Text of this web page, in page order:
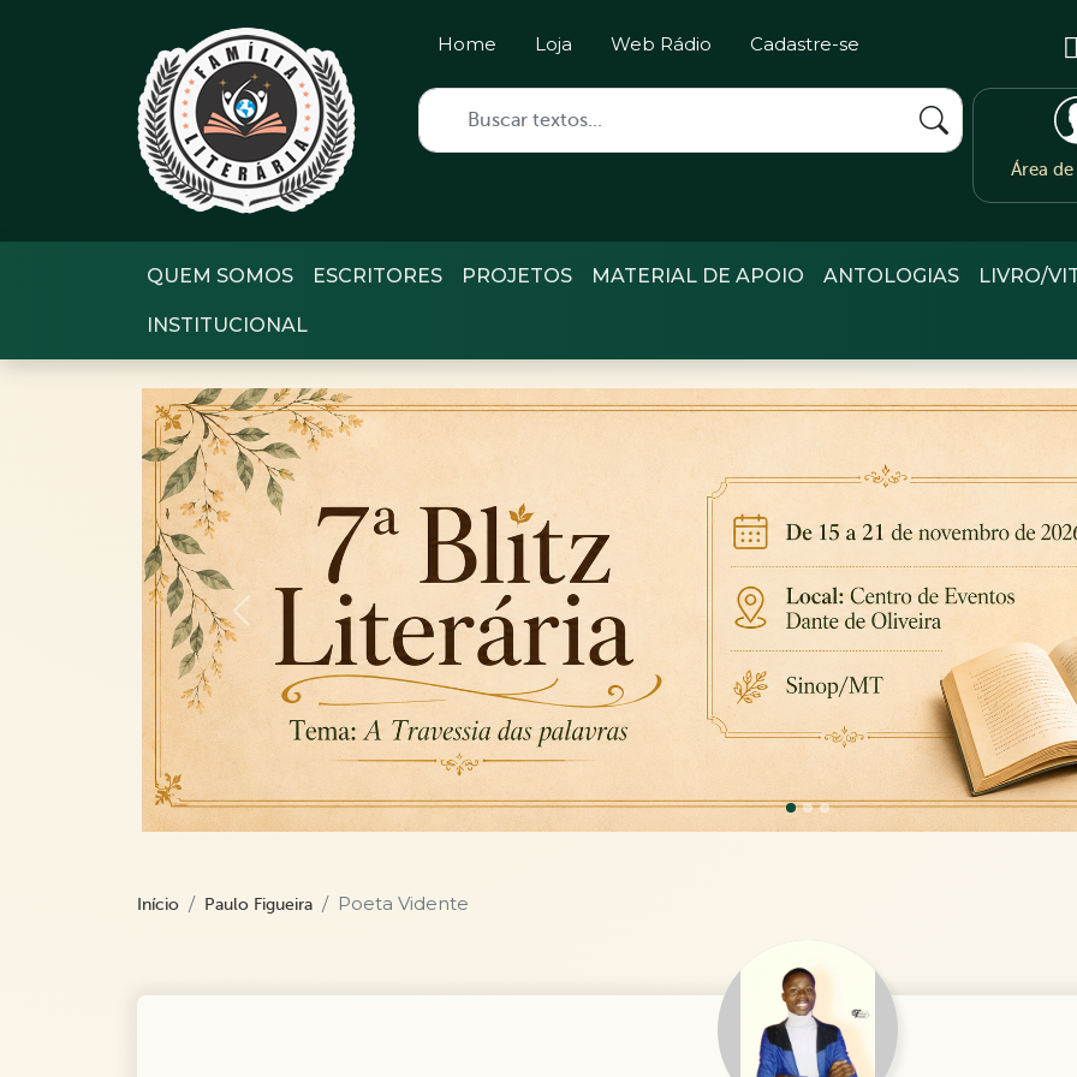
Home Loja Web Rádio Cadastre-se
Área
QUEM SOMOS ESCRITORES PROJETOS MATERIAL DE APOIO ANTOLOGIAS LIVRO/
INSTITUCIONAL
Previous
Início Paulo Figueira Poeta Vidente